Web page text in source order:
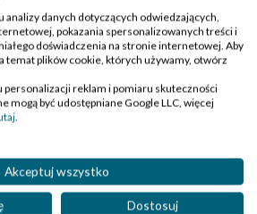
dlatego zamontowane
powinny być bardziej wytrzymałe.
wybór odpowiedniego
lub wyższego współczynnika
indeksu) soczewki. Choć
nie zagwarantuje, że okulary
“wypadkami”.
rynku dostępne są specjalne
stworzone po to, by zarządzać
analizy danych dotyczących odwiedzających,
pokazania spersonalizowanych treści i
doświadczenia na stronie internetowej. Aby
temat plików cookie, których używamy, otwórz
personalizacji reklam i pomiaru skuteczności
mogą być udostępniane Google LLC, więcej
.
Akceptuj wszystko
Dostosuj